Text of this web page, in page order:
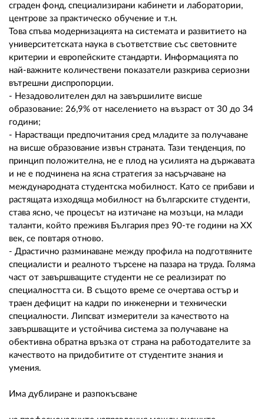
сграден фонд, специализирани кабинети и лаборатории,
центрове за практическо обучение и т.н.
Това спъва модернизацията на системата и развитието на
университетската наука в съответствие със световните
критерии и европейските стандарти. Информацията по
най-важните количествени показатели разкрива сериозни
вътрешни диспропорции.
- Незадоволителен дял на завършилите висше
образование: 26,9% от населението на възраст от 30 до 34
години;
- Нарастващи предпочитания сред младите за получаване
на висше образование извън страната. Тази тенденция, по
принцип положителна, не е плод на усилията на държавата
и не е подчинена на ясна стратегия за насърчаване на
международната студентска мобилност. Като се прибави и
растящата изходяща мобилност на българските студенти,
става ясно, че процесът на изтичане на мозъци, на млади
таланти, който преживя България през 90-те години на ХХ
век, се повтаря отново.
- Драстично разминаване между профила на подготвяните
специалисти и реалното търсене на пазара на труда. Голяма
част от завършващите студенти не се реализират по
специалността си. В същото време се очертава остър и
траен дефицит на кадри по инженерни и технически
специалности. Липсват измерители за качеството на
завършващите и устойчива система за получаване на
обективна обратна връзка от страна на работодателите за
качеството на придобитите от студентите знания и
умения.
Има дублиране и разпокъсване